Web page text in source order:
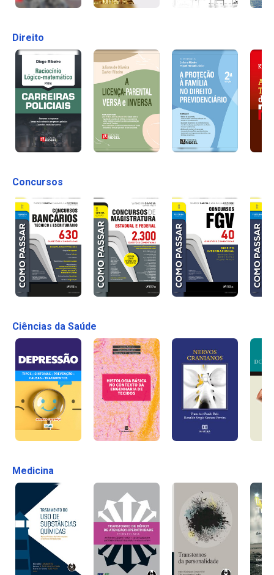
Direito
Concursos
Ciências da Saúde
Medicina